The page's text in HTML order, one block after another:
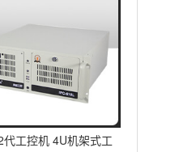
代工控机 4U机架式工